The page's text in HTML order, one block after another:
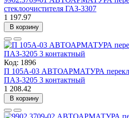
стеклоочистителя ГАЗ-3307
1 197.97
В корзину
Код: 1896
П 105А-03 АВТОАРМАТУРА
ПАЗ-3205 3 контактный
1 208.42
В корзину